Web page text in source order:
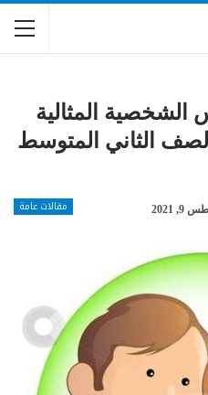
المثالية
الصف الثاني المتوسط
مقالات عامة 2021